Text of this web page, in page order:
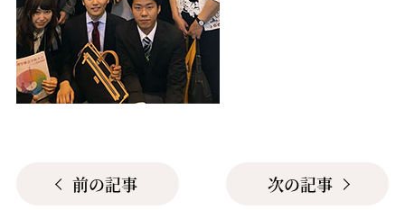
前の記事 次の記事